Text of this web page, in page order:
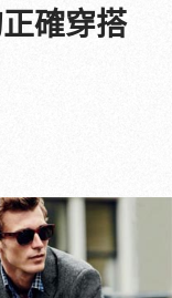
確穿搭